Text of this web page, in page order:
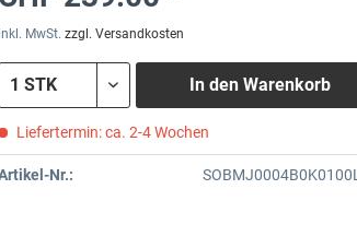
inkl. MwSt. zzgl. Versandkosten
In den Warenkorb
Liefertermin: ca. 2-4 Wochen
Nr.: SOBMJ0004B0K0100L